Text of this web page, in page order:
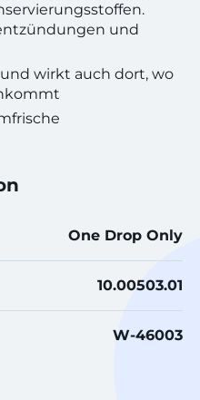
und
wirkt auch dort, wo
One Drop Only
10.00503.01
W-46003